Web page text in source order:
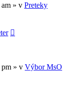
» v Preteky
» v Výbor MsO